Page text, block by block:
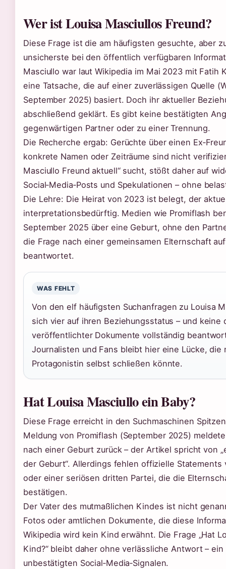
Wer ist Louisa Masciullos Freund?
Diese Frage ist die am häufigsten gesuchte, aber
unsicherste bei den öffentlich verfügbaren
Masciullo war laut Wikipedia im Mai 2023 mit Fatih
eine Tatsache, die auf einer zuverlässigen Quelle
September 2025) basiert. Doch ihr aktueller
abschließend geklärt. Es gibt keine bestätigten
gegenwärtigen Partner oder zu einer Trennung.
Die Recherche ergab: Gerüchte über einen
konkrete Namen oder Zeiträume sind nicht
Masciullo Freund aktuell“ sucht, stößt daher auf
Social‑Media‑Posts und Spekulationen – ohne
Die Lehre: Die Heirat von 2023 ist belegt, der
interpretationsbedürftig. Medien wie Promiflash
September 2025 über eine Geburt, ohne den
die Frage nach einer gemeinsamen Elternschaft
beantwortet.
WAS FEHLT
Von den elf häufigsten Suchanfragen zu Louisa
sich vier auf ihren Beziehungsstatus – und keine
veröffentlichter Dokumente vollständig
Journalisten und Fans bleibt hier eine Lücke, die
Protagonistin selbst schließen könnte.
Hat Louisa Masciullo ein Baby?
Diese Frage erreicht in den Suchmaschinen
Meldung von Promiflash (September 2025)
nach einer Geburt zurück – der Artikel spricht von
der Geburt“. Allerdings fehlen offizielle Statements
oder einer seriösen dritten Partei, die die
bestätigen.
Der Vater des mutmaßlichen Kindes ist nicht
Fotos oder amtlichen Dokumente, die diese
Wikipedia wird kein Kind erwähnt. Die Frage „Hat
Kind?“ bleibt daher ohne verlässliche Antwort –
unbestätigten Social‑Media‑Signalen.